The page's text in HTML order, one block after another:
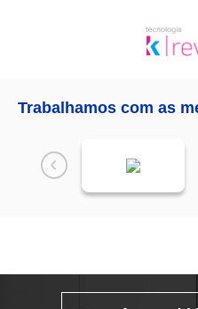
Trabalhamos com as